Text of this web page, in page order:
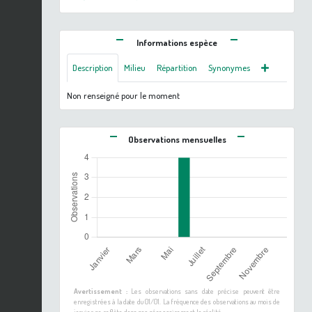
Informations espèce
Description Milieu Répartition Synonymes
Non renseigné pour le moment
Observations mensuelles
Avertissement :Les observations sans date précise peuvent être
enregistrées à la date du 01/01. La fréquence des observations au mois de